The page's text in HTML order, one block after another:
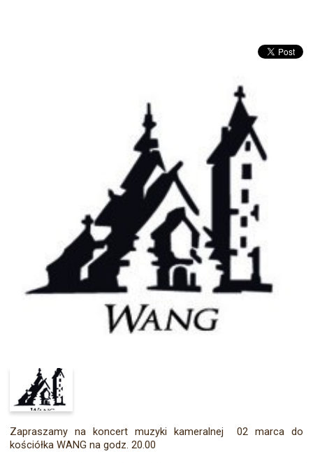
Zapraszamy na koncert muzyki kameralnej 02 marca do
kościółka WANG na godz. 20.00